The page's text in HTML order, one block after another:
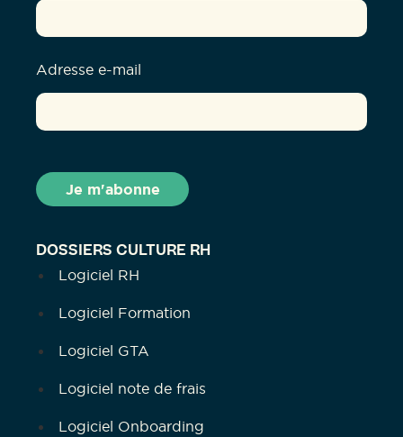
DOSSIERS CULTURE RH
Logiciel RH
Logiciel Formation
Logiciel GTA
Logiciel note de frais
Logiciel Onboarding
Adresse e-mail